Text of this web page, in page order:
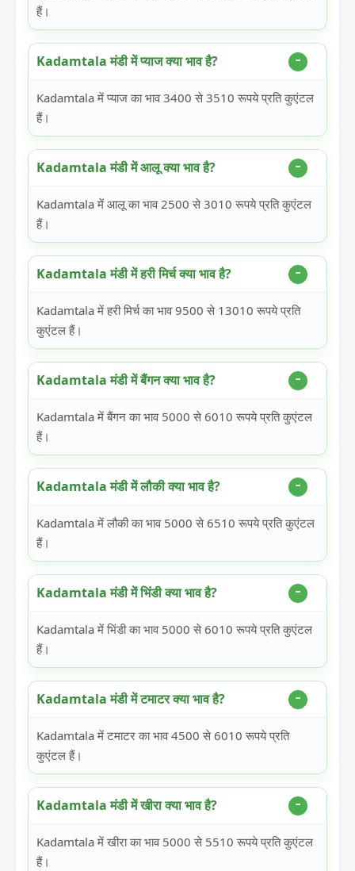
हैं।
Kadamtala मंडी में प्याज क्या भाव है?
Kadamtala में प्याज का भाव 3400 से 3510 रूपये प्रति कुएंटल
हैं।
Kadamtala मंडी में आलू क्या भाव है?
Kadamtala में आलू का भाव 2500 से 3010 रूपये प्रति कुएंटल
हैं।
Kadamtala मंडी में हरी मिर्च क्या भाव है?
Kadamtala में हरी मिर्च का भाव 9500 से 13010 रूपये प्रति
कुएंटल हैं।
Kadamtala मंडी में बैंगन क्या भाव है?
Kadamtala में बैंगन का भाव 5000 से 6010 रूपये प्रति कुएंटल
हैं।
Kadamtala मंडी में लौकी क्या भाव है?
Kadamtala में लौकी का भाव 5000 से 6510 रूपये प्रति कुएंटल
हैं।
Kadamtala मंडी में भिंडी क्या भाव है?
Kadamtala में भिंडी का भाव 5000 से 6010 रूपये प्रति कुएंटल
हैं।
Kadamtala मंडी में टमाटर क्या भाव है?
Kadamtala में टमाटर का भाव 4500 से 6010 रूपये प्रति
कुएंटल हैं।
Kadamtala मंडी में खीरा क्या भाव है?
Kadamtala में खीरा का भाव 5000 से 5510 रूपये प्रति कुएंटल
हैं।